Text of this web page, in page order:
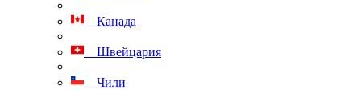
Канада
Швейцария
Чили